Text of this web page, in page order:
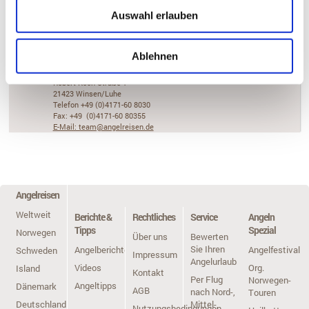
Auswahl erlauben
Ablehnen
Besucheranschrift
Vögler's Angelreisen GmbH
Kunden-Service-Center
Robert-Koch-Straße 1
21423 Winsen/Luhe
Telefon +49 (0)4171-60 8030
Fax: +49 (0)4171-60 80355
E-Mail: team@angelreisen.de
Angelreisen
Weltweit
Norwegen
Schweden
Island
Dänemark
Deutschland
Angeln
Spezial
Angelfestivals
Org.
Norwegen-
Touren
Berichte &
Tipps
Angelberichte
Videos
Angeltipps
Service
Bewerten
Sie Ihren
Angelurlaub
Per Flug
nach Nord-,
Mittel-,
Rechtliches
Über uns
Impressum
Kontakt
AGB